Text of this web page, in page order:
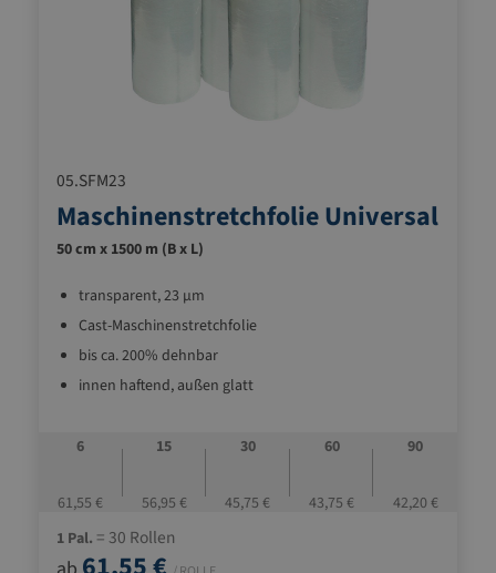
05.SFM23
Maschinenstretchfolie Universal
50 cm x 1500 m (B x L)
transparent, 23 µm
Cast-Maschinenstretchfolie
bis ca. 200% dehnbar
innen haftend, außen glatt
6
61,55 €
15
56,95 €
30
45,75 €
60
43,75 €
90
42,20 €
1 Pal. = 30 Rollen